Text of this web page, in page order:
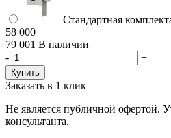
Стандартная
58 000
79 001 В наличии
-
+
Заказать в 1 клик
Не является публичной офертой.
консультанта.